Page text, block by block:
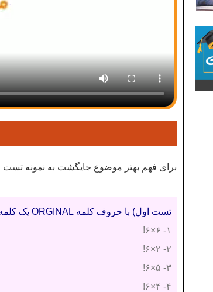
برای فهم بهتر موضوع جایگشت به نمونه تست
تست اول) با حروف کلمه ORGINAL یک کلمه 6 حرفی می نویسم. در چند حالت O و L کنار هم نمی باشند؟
۱- ۶×۶!
۲- ۲×۶!
۳- ۵×۶!
۴- ۴×۶!